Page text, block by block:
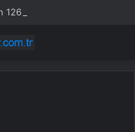
TL Daha Pahalı